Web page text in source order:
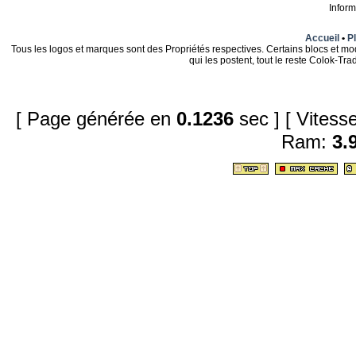
Accueil •
Tous les logos et marques sont des Propriétés respectives. Certains blocs et
qui les postent, tout le reste Colok-
[ Page générée en 0.1236 sec ] [
Ram: